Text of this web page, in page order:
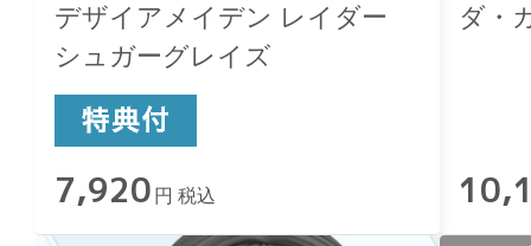
デザイアメイデン レイダー
シュガーグレイズ
7,920 円 税込
ダ・